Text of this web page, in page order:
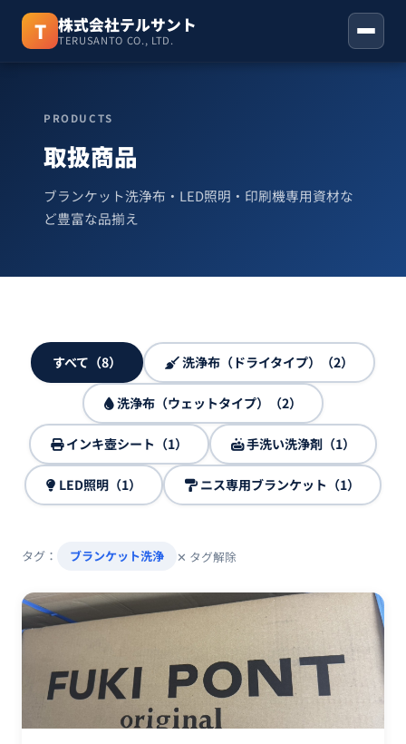
T 株式会社テルサント
TERUSANTO CO., LTD.
お知らせ
お問い合わせ
PRODUCTS
取扱商品
ブランケット洗浄布・LED照明・印刷機専用資材な
ど豊富な品揃え
すべて（8） 洗浄布（ドライタイプ）（2）
洗浄布（ウェットタイプ）（2）
インキ壺シート（1） 手洗い洗浄剤（1）
LED照明（1） ニス専用ブランケット（1）
タグ： ブランケット洗浄 ✕ タグ解除